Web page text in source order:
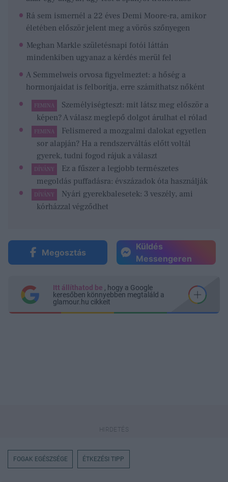
Rá sem ismernél a 22 éves Demi Moore-ra, amikor
életében először jelent meg a vörös szőnyegen
Meghan Markle születésnapi fotói láttán
mindenkiben ugyanaz a kérdés merül fel
A Semmelweis orvosa figyelmeztet: a hőség a
hormonjaidat is felborítja, erre számíthatsz nőként
FEMINA
Személyiségteszt: mit látsz meg először a
képen? A válasz meglepő dolgot árulhat el rólad
FEMINA
Felismered a mozgalmi dalokat egyetlen
sor alapján? Ha a rendszerváltás előtt voltál
gyerek, tudni fogod rájuk a választ
DÍVÁNY
Ez a fűszer a legjobb természetes
megoldás puffadásra: évszázadok óta használják
DÍVÁNY
Nyári gyerekbalesetek: 3 veszély, ami
kórházzal végződhet
Megosztás
Küldés
Messengeren
Itt állíthatod be , hogy a Google
keresőben könnyebben megtaláld a
glamour.hu cikkeit
FOGAK EGÉSZSÉGE ÉTKEZÉSI TIPP